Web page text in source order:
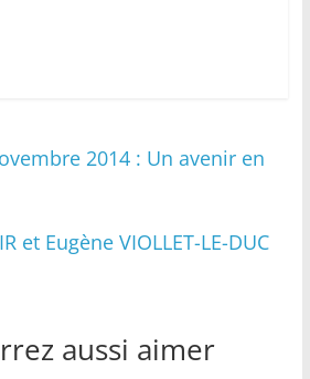
2014 : Un avenir en
et Eugène VIOLLET-LE-DUC
aussi aimer